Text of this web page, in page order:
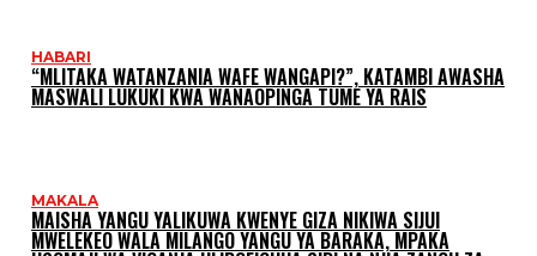
HABARI
“MLITAKA WATANZANIA WAFE WANGAPI?”, KATAMBI AWASHA
MASWALI LUKUKI KWA WANAOPINGA TUME YA RAIS
MAKALA
MAISHA YANGU YALIKUWA KWENYE GIZA NIKIWA SIJUI
MWELEKEO WALA MILANGO YANGU YA BARAKA, MPAKA